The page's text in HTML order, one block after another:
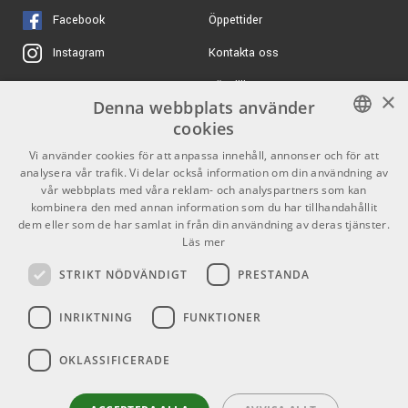
stämskruvar säkerställs stämstabilitet och smidig justering.
Specifikationer
6-strängad elgitarr
Färg: Black
Mensur: 648 mm (25.5")
Kropp:
Material: Amerikansk lind
Hals:
Material: Rostad lönn
Profil: Oval C
Bredd vid sadel: 42 mm
Tjocklek vid 1:a/12:e band: 20,5 mm / 22,5 mm
Prestige - Antique
Nita Strauss Signature
ARTIKELNUMMER 1062619
Ibanez AZ427P2QM
Premium - Twilght Blue
ARTIKELNUMMER 1092912
16590 kr
14595 kr
Ibanez AZ42P1
Premium - Prussion
Blue Metallic
ARTIKELNUMMER 1092907
14790 kr
Ibanez RGT1220PBK
Cosmic Blue Low Gloss
ARTIKELNUMMER 1092968
Facebook
Instagram
X
Youtube
TikTok
Öppettider
Kontakta oss
Köpvillkor
Butiken
Varumärken
GDPR & Cookies
Kontakt
Info
Mån-Fre: 10.00-18.00
Helgdagar
SWEDISH
ENGLISH
×
Denna webbplats använder
cookies
Vi använder cookies för att anpassa innehåll, annonser och för att
analysera vår trafik. Vi delar också information om din användning av
vår webbplats med våra reklam- och analyspartners som kan
kombinera den med annan information som du har tillhandahållit
dem eller som de har samlat in från din användning av deras tjänster.
Läs mer
STRIKT NÖDVÄNDIGT PRESTANDA
INRIKTNING FUNKTIONER
OKLASSIFICERADE